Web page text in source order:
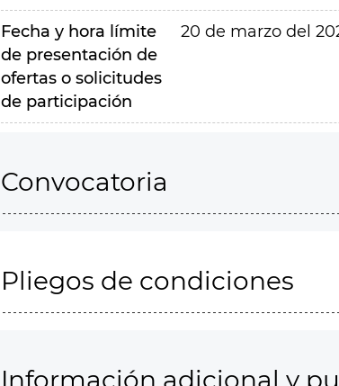
Fecha y hora límite
de presentación de
ofertas o solicitudes
de participación
20 de marzo del
Convocatoria
Pliegos de condiciones
Información adicional y